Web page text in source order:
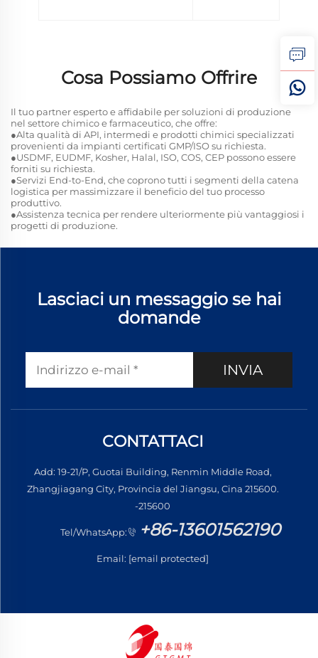
Cosa Possiamo Offrire
Il tuo partner esperto e affidabile per soluzioni di produzione
nel settore chimico e farmaceutico, che offre:
●Alta qualità di API, intermedi e prodotti chimici specializzati
provenienti da impianti certificati GMP/ISO su richiesta.
●USDMF, EUDMF, Kosher, Halal, ISO, COS, CEP possono essere
forniti su richiesta.
●Servizi End-to-End, che coprono tutti i segmenti della catena
logistica per massimizzare il beneficio del tuo processo
produttivo.
●Assistenza tecnica per rendere ulteriormente più vantaggiosi i
progetti di produzione.
Lasciaci un messaggio se hai
domande
INVIA
CONTATTACI
Add: 19-21/P, Guotai Building, Renmin Middle Road,
Zhangjiagang City, Provincia del Jiangsu, Cina 215600.
-215600
Tel/WhatsApp: +86-13601562190
Email: [email protected]